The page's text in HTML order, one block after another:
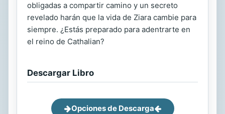
obligadas a compartir camino y un secreto
revelado harán que la vida de Ziara cambie para
siempre. ¿Estás preparado para adentrarte en
el reino de Cathalian?
Descargar Libro
Opciones de Descarga